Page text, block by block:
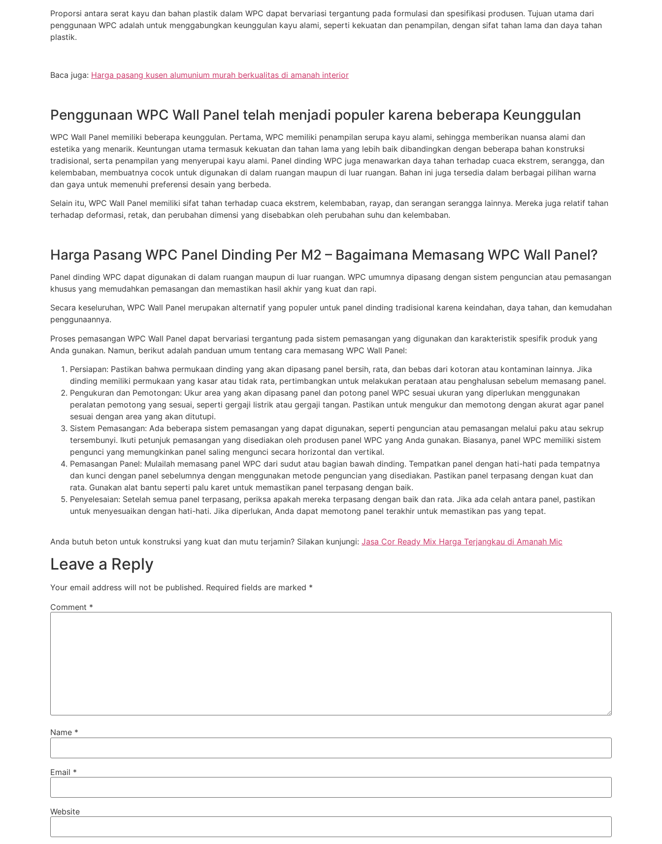
Proporsi antara serat kayu dan bahan plastik dalam WPC dapat bervariasi tergantung pada formulasi dan spesifikasi produsen. Tujuan utama dari
penggunaan WPC adalah untuk menggabungkan keunggulan kayu alami, seperti kekuatan dan penampilan, dengan sifat tahan lama dan daya tahan
plastik.
Baca juga: Harga pasang kusen alumunium murah berkualitas di amanah interior
Penggunaan WPC Wall Panel telah menjadi populer karena beberapa Keunggulan
WPC Wall Panel memiliki beberapa keunggulan. Pertama, WPC memiliki penampilan serupa kayu alami, sehingga memberikan nuansa alami dan
estetika yang menarik. Keuntungan utama termasuk kekuatan dan tahan lama yang lebih baik dibandingkan dengan beberapa bahan konstruksi
tradisional, serta penampilan yang menyerupai kayu alami. Panel dinding WPC juga menawarkan daya tahan terhadap cuaca ekstrem, serangga, dan
kelembaban, membuatnya cocok untuk digunakan di dalam ruangan maupun di luar ruangan. Bahan ini juga tersedia dalam berbagai pilihan warna
dan gaya untuk memenuhi preferensi desain yang berbeda.
Selain itu, WPC Wall Panel memiliki sifat tahan terhadap cuaca ekstrem, kelembaban, rayap, dan serangan serangga lainnya. Mereka juga relatif tahan
terhadap deformasi, retak, dan perubahan dimensi yang disebabkan oleh perubahan suhu dan kelembaban.
Harga Pasang WPC Panel Dinding Per M2 – Bagaimana Memasang WPC Wall Panel?
Panel dinding WPC dapat digunakan di dalam ruangan maupun di luar ruangan. WPC umumnya dipasang dengan sistem penguncian atau pemasangan
khusus yang memudahkan pemasangan dan memastikan hasil akhir yang kuat dan rapi.
Secara keseluruhan, WPC Wall Panel merupakan alternatif yang populer untuk panel dinding tradisional karena keindahan, daya tahan, dan kemudahan
penggunaannya.
Proses pemasangan WPC Wall Panel dapat bervariasi tergantung pada sistem pemasangan yang digunakan dan karakteristik spesifik produk yang
Anda gunakan. Namun, berikut adalah panduan umum tentang cara memasang WPC Wall Panel:
Persiapan: Pastikan bahwa permukaan dinding yang akan dipasang panel bersih, rata, dan bebas dari kotoran atau kontaminan lainnya. Jika
dinding memiliki permukaan yang kasar atau tidak rata, pertimbangkan untuk melakukan perataan atau penghalusan sebelum memasang panel.
Pengukuran dan Pemotongan: Ukur area yang akan dipasang panel dan potong panel WPC sesuai ukuran yang diperlukan menggunakan
peralatan pemotong yang sesuai, seperti gergaji listrik atau gergaji tangan. Pastikan untuk mengukur dan memotong dengan akurat agar panel
sesuai dengan area yang akan ditutupi.
Sistem Pemasangan: Ada beberapa sistem pemasangan yang dapat digunakan, seperti penguncian atau pemasangan melalui paku atau sekrup
tersembunyi. Ikuti petunjuk pemasangan yang disediakan oleh produsen panel WPC yang Anda gunakan. Biasanya, panel WPC memiliki sistem
pengunci yang memungkinkan panel saling mengunci secara horizontal dan vertikal.
Pemasangan Panel: Mulailah memasang panel WPC dari sudut atau bagian bawah dinding. Tempatkan panel dengan hati-hati pada tempatnya
dan kunci dengan panel sebelumnya dengan menggunakan metode penguncian yang disediakan. Pastikan panel terpasang dengan kuat dan
rata. Gunakan alat bantu seperti palu karet untuk memastikan panel terpasang dengan baik.
Penyelesaian: Setelah semua panel terpasang, periksa apakah mereka terpasang dengan baik dan rata. Jika ada celah antara panel, pastikan
untuk menyesuaikan dengan hati-hati. Jika diperlukan, Anda dapat memotong panel terakhir untuk memastikan pas yang tepat.
Anda butuh beton untuk konstruksi yang kuat dan mutu terjamin? Silakan kunjungi: Jasa Cor Ready Mix Harga Terjangkau di Amanah Mic
Leave a Reply
Your email address will not be published. Required fields are marked *
Comment *
Name *
Email *
Website